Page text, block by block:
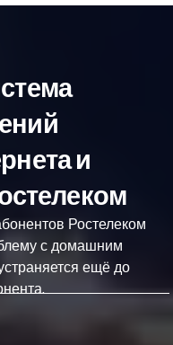
и
Ростелеком
с домашним
ещё до